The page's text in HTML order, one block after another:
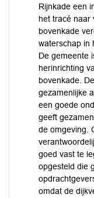
Rijnkade een
het tracé naar
bovenkade
waterschap in
De gemeente
herinrichting
bovenkade.
gezamenlijke
een goede
geeft
de omgeving.
goed vast te
opgesteld die
omdat de